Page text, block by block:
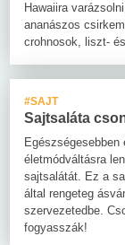
Hawaiira
ananászos
crohnosok, liszt-
#SAJT
Sajtsaláta
életmódváltásra
sajtsalátát. Ez a
által rengeteg
szervezetedbe.
fogyasszák!